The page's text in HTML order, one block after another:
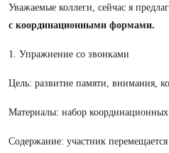
Уважаемые коллеги, сейчас я
с координационными формами.
1. Упражнение со звонками
Цель: развитие памяти, внимания,
Материалы: набор
Содержание: участник